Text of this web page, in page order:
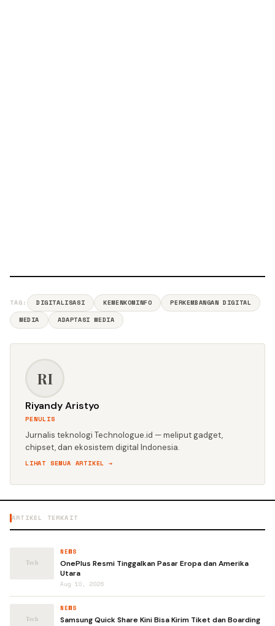
TAG: DIGITALISASI KEMENKOMINFO
PERKEMBANGAN DIGITAL
MEDIA
ADAPTASI MEDIA
RI
Riyandy Aristyo
PENULIS
Jurnalis teknologi Technologue.id — meliput gadget,
chipset, dan ekosistem digital Indonesia.
LIHAT SEMUA ARTIKEL →
ARTIKEL TERKAIT
NEWS
OnePlus Resmi Tinggalkan Pasar Eropa dan Amerika
Utara
Aug 10, 2026
NEWS
Samsung Quick Share Kini Bisa Kirim Tiket dan Boarding